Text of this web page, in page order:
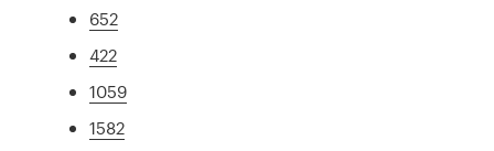
652
422
1059
1582